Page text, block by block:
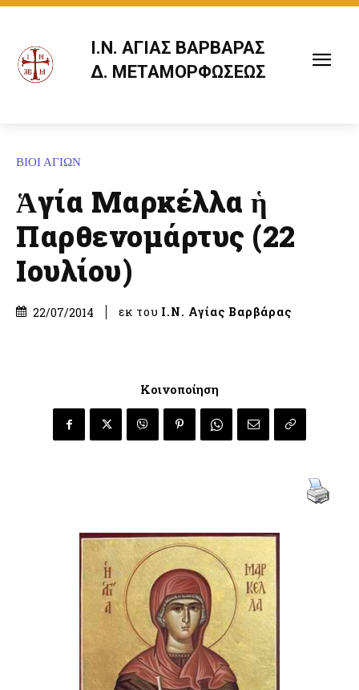
Ι.Ν. ΑΓΙΑΣ ΒΑΡΒΑΡΑΣ
Δ. ΜΕΤΑΜΟΡΦΩΣΕΩΣ
ΒΙΟΙ ΑΓΙΩΝ
Ἁγία Μαρκέλλα ἡ
Παρθενομάρτυς (22
Ιουλίου)
22/07/2014 εκ του Ι.Ν. Αγίας Βαρβάρας
Κοινοποίηση